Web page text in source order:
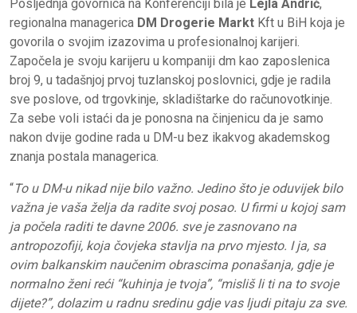
Posljednja govornica na Konferenciji bila je Lejla Andrić,
regionalna managerica DM Drogerie Markt Kft u BiH koja je
govorila o svojim izazovima u profesionalnoj karijeri.
Započela je svoju karijeru u kompaniji dm kao zaposlenica
broj 9, u tadašnjoj prvoj tuzlanskoj poslovnici, gdje je radila
sve poslove, od trgovkinje, skladištarke do računovotkinje.
Za sebe voli istaći da je ponosna na činjenicu da je samo
nakon dvije godine rada u DM-u bez ikakvog akademskog
znanja postala managerica.
“To u DM-u nikad nije bilo važno. Jedino što je oduvijek bilo
važna je vaša želja da radite svoj posao. U firmi u kojoj sam
ja počela raditi te davne 2006. sve je zasnovano na
antropozofiji, koja čovjeka stavlja na prvo mjesto. I ja, sa
ovim balkanskim naučenim obrascima ponašanja, gdje je
normalno ženi reći “kuhinja je tvoja”, “misliš li ti na to svoje
dijete?”, dolazim u radnu sredinu gdje vas ljudi pitaju za sve.